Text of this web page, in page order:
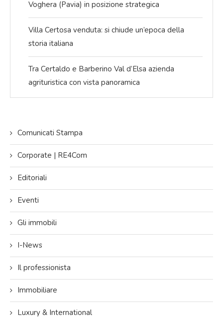
Voghera (Pavia) in posizione strategica
Villa Certosa venduta: si chiude un’epoca della
storia italiana
Tra Certaldo e Barberino Val d’Elsa azienda
agrituristica con vista panoramica
Comunicati Stampa
Corporate | RE4Com
Editoriali
Eventi
Gli immobili
I-News
Il professionista
Immobiliare
Luxury & International